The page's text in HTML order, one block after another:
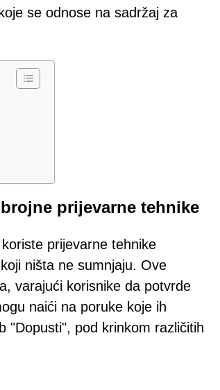
se odnose na sadržaj za
prijevarne tehnike
prijevarne tehnike
ništa ne sumnjaju. Ove
varajući korisnike da potvrde
naići na poruke koje ih
"Dopusti", pod krinkom različitih